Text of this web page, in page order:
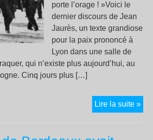
porte l’orage ! »Voici le
dernier discours de Jean
Jaurès, un texte grandiose
pour la paix prononcé à
Lyon dans une salle de
qui n’existe plus aujourd’hui, au
Cinq jours plus […]
Lire la suite »25